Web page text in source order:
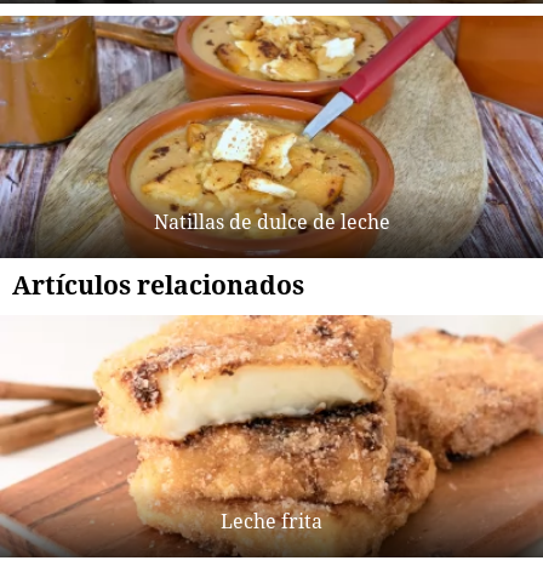
Natillas de dulce de leche
Artículos relacionados
Leche frita